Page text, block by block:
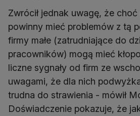
Zwrócił jednak uwagę, że
powinny mieć problemów z tą
firmy małe (zatrudniające do
pracowników) mogą mieć
liczne sygnały od firm ze
uwagami, że dla nich
trudna do strawienia - mówił
Doświadczenie pokazuje, że